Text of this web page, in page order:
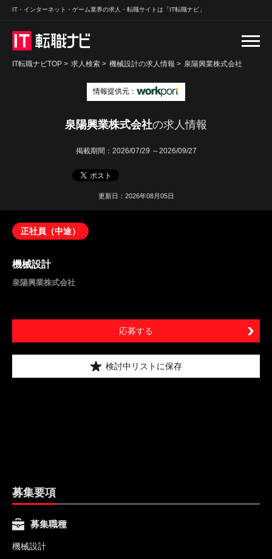
IT・インターネット・ゲーム業界の求人・転職サイトは「IT転職ナビ」
IT転職ナビTOP > 求人検索 > 機械設計の求人情報 > 泉陽興業株式会社
情報提供元：
泉陽興業株式会社の求人情報
掲載期間： 2026/07/29 ～2026/09/27
更新日：2026年08月05日
正社員（中途）
機械設計
泉陽興業株式会社
応募する
検討中リストに保存
募集要項
募集職種
機械設計